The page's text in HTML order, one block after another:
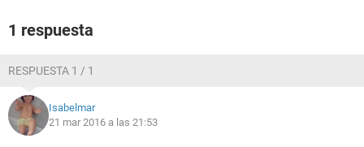
1 respuesta
RESPUESTA 1 / 1
Isabelmar
21 mar 2016 a las 21:53